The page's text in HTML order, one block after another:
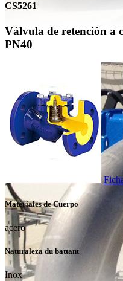
CS5261
Válvula de retención a
PN40
Materiales de Cuerpo
acero
Naturaleza du battant
Inox